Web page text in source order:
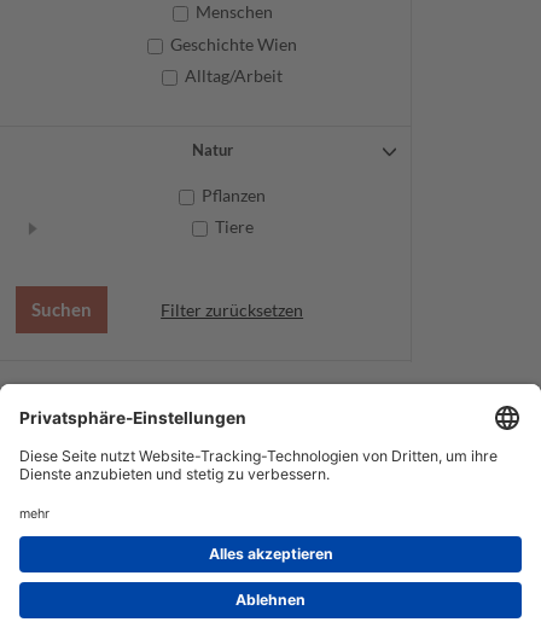
Menschen
Geschichte Wien
Alltag/Arbeit
Natur
Pflanzen
Tiere
Filter zurücksetzen
Datenschutz
Service